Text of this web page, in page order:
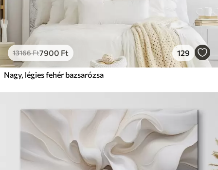
13166Ft7900 Ft 129
Nagy, légies fehér bazsarózsa